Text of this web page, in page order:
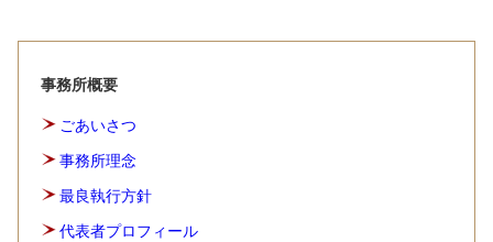
事務所概要
ごあいさつ
事務所理念
最良執行方針
代表者プロフィール